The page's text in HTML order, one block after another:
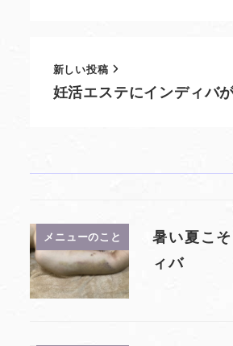
新しい投稿
妊活エステにインディバ
メニューのこと
暑い夏こ
ィバ